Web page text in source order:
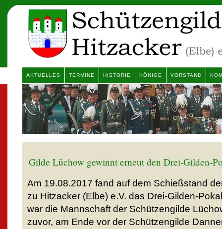
AKTUELLES TERMINE HISTORIE KÖNIGE VORSTAND
Gilde Lüchow gewinnt erneut den Drei-Gilden-
Am 19.08.2017 fand auf dem Schießstand
zu Hitzacker (Elbe) e.V. das Drei-Gilden-
war die Mannschaft der Schützengilde
zuvor, am Ende vor der Schützengilde